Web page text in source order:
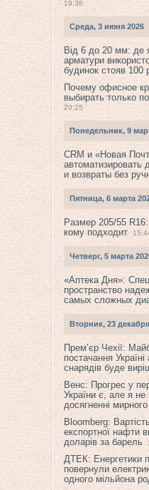
19:36
Среда, 3 июня 2026
Від 6 до 20 мм: де
арматури
будинок стояв 100
Почему офисное
выбирать только
20:25
Понедельник, 9
CRM и «Новая
автоматизировать
и возвраты без
Пятница, 6 марта
Размер 205/55
кому подходит
Четверг, 5 марта
«Аптека Дня»:
пространство
самых сложных
Вторник, 23
Прем’єр Чехії:
постачання Україні
снарядів буде
Венс: Прогрес у
України є, але я не
досягненні
Bloomberg:
експортної нафти
доларів за барель
ДТЕК: Енергетики
повернули
одного мільйона